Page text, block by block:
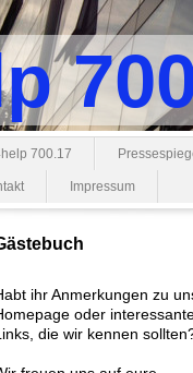
700.17
Impressum
ihr Anmerkungen zu
oder
die wir kennen